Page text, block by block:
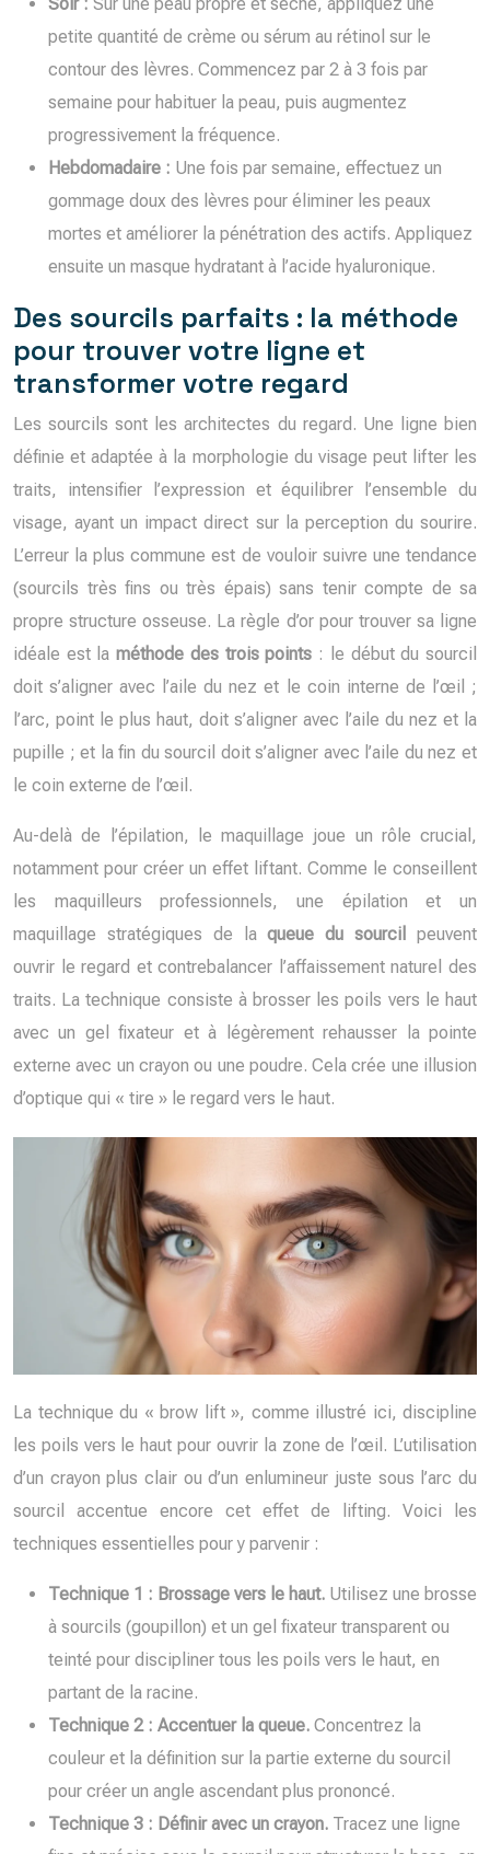
petite quantité de crème ou sérum au rétinol sur le
contour des lèvres. Commencez par 2 à 3 fois par
semaine pour habituer la peau, puis augmentez
progressivement la fréquence.
Hebdomadaire : Une fois par semaine, effectuez un
gommage doux des lèvres pour éliminer les peaux
mortes et améliorer la pénétration des actifs. Appliquez
ensuite un masque hydratant à l’acide hyaluronique.
Des sourcils parfaits : la méthode
pour trouver votre ligne et
transformer votre regard
Les sourcils sont les architectes du regard. Une ligne bien
définie et adaptée à la morphologie du visage peut lifter les
traits, intensifier l’expression et équilibrer l’ensemble du
visage, ayant un impact direct sur la perception du sourire.
L’erreur la plus commune est de vouloir suivre une tendance
(sourcils très fins ou très épais) sans tenir compte de sa
propre structure osseuse. La règle d’or pour trouver sa ligne
idéale est laméthode des trois points : le début du sourcil
doit s’aligner avec l’aile du nez et le coin interne de l’œil ;
l’arc, point le plus haut, doit s’aligner avec l’aile du nez et la
pupille ; et la fin du sourcil doit s’aligner avec l’aile du nez et
le coin externe de l’œil.
Au-delà de l’épilation, le maquillage joue un rôle crucial,
notamment pour créer un effet liftant. Comme le conseillent
les maquilleurs professionnels, une épilation et un
maquillage stratégiques de laqueue du sourcil
peuvent
ouvrir le regard et contrebalancer l’affaissement naturel des
traits. La technique consiste à brosser les poils vers le haut
avec un gel fixateur et à légèrement rehausser la pointe
externe avec un crayon ou une poudre. Cela crée une illusion
d’optique qui « tire » le regard vers le haut.
La technique du « brow lift », comme illustré ici, discipline
les poils vers le haut pour ouvrir la zone de l’œil. L’utilisation
d’un crayon plus clair ou d’un enlumineur juste sous l’arc du
sourcil accentue encore cet effet de lifting. Voici les
techniques essentielles pour y parvenir :
Technique 1 : Brossage vers le haut. Utilisez une brosse
à sourcils (goupillon) et un gel fixateur transparent ou
teinté pour discipliner tous les poils vers le haut, en
partant de la racine.
Technique 2 : Accentuer la queue. Concentrez la
couleur et la définition sur la partie externe du sourcil
pour créer un angle ascendant plus prononcé.
Technique 3 : Définir avec un crayon. Tracez une ligne